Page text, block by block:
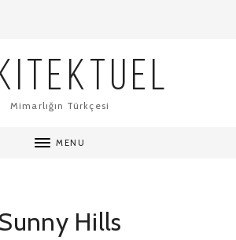
Mimarlığın Türkçesi
MENU
Sunny Hills